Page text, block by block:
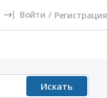
Войти / Регистрация
Искать